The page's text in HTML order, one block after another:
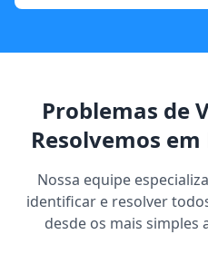
Problemas de
Resolvemos
Nossa equipe
identificar e resolver
desde os mais simples